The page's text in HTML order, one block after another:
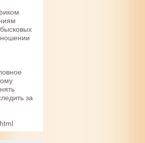
за